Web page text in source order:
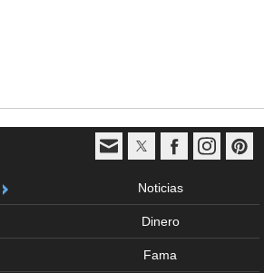
Noticias
Dinero
Fama